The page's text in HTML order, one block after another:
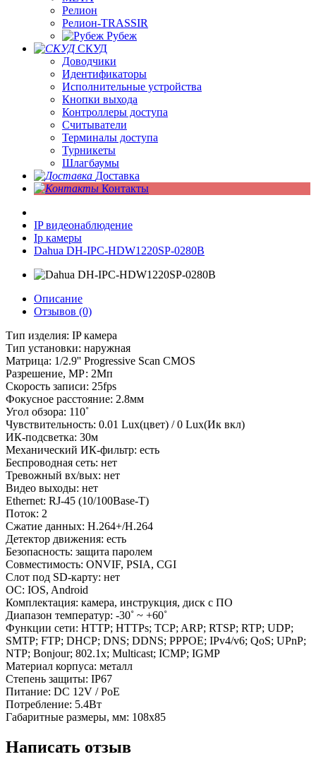
Релион
Релион-TRASSIR
Рубеж
СКУД
Доводчики
Идентификаторы
Исполнительные устройства
Кнопки выхода
Контроллеры доступа
Считыватели
Терминалы доступа
Турникеты
Шлагбаумы
Доставка
Контакты
IP видеонаблюдение
Ip камеры
Dahua DH-IPC-HDW1220SP-0280B
Описание
Отзывов (0)
Тип изделия: IP камера
Тип установки: наружная
Матрица: 1/2.9'' Progressive Scan CMOS
Разрешение, МР: 2Мп
Скорость записи: 25fps
Фокусное расстояние: 2.8мм
Угол обзора: 110˚
Чувствительность: 0.01 Lux(цвет) / 0 Lux(Ик вкл)
ИК-подсветка: 30м
Механический ИК-фильтр: есть
Беспроводная сеть: нет
Тревожный вх/вых: нет
Видео выходы: нет
Ethernet: RJ-45 (10/100Base-T)
Поток: 2
Сжатие данных: H.264+/H.264
Детектор движения: есть
Безопасность: защита паролем
Совместимость: ONVIF, PSIA, CGI
Слот под SD-карту: нет
ОС: IOS, Android
Комплектация: камера, инструкция, диск с ПО
Диапазон температур: -30˚ ~ +60˚
Функции сети: HTTP; HTTPs; TCP; ARP; RTSP; RTP; UDP;
SMTP; FTP; DHCP; DNS; DDNS; PPPOE; IPv4/v6; QoS; UPnP;
NTP; Bonjour; 802.1x; Multicast; ICMP; IGMP
Материал корпуса: металл
Степень защиты: IP67
Питание: DC 12V / PoE
Потребление: 5.4Вт
Габаритные размеры, мм: 108x85
Написать отзыв